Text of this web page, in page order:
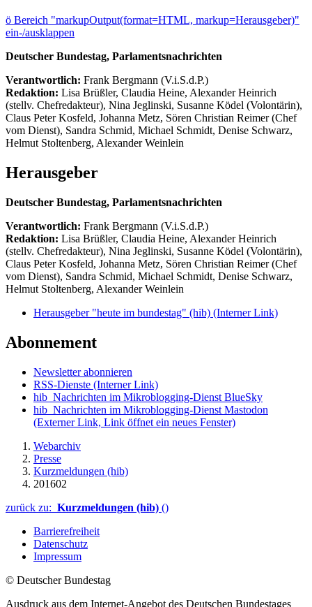
ö Bereich "markupOutput(format=HTML, markup=Herausgeber)"
ein-/ausklappen
Deutscher Bundestag, Parlamentsnachrichten
Verantwortlich: Frank Bergmann (V.i.S.d.P.)
Redaktion: Lisa Brüßler, Claudia Heine, Alexander Heinrich
(stellv. Chefredakteur), Nina Jeglinski, Susanne Ködel (Volontärin),
Claus Peter Kosfeld, Johanna Metz, Sören Christian Reimer (Chef
vom Dienst), Sandra Schmid, Michael Schmidt, Denise Schwarz,
Helmut Stoltenberg, Alexander Weinlein
Herausgeber
Deutscher Bundestag, Parlamentsnachrichten
Verantwortlich: Frank Bergmann (V.i.S.d.P.)
Redaktion: Lisa Brüßler, Claudia Heine, Alexander Heinrich
(stellv. Chefredakteur), Nina Jeglinski, Susanne Ködel (Volontärin),
Claus Peter Kosfeld, Johanna Metz, Sören Christian Reimer (Chef
vom Dienst), Sandra Schmid, Michael Schmidt, Denise Schwarz,
Helmut Stoltenberg, Alexander Weinlein
Herausgeber "heute im bundestag" (hib) (Interner Link)
Abonnement
Newsletter abonnieren
RSS-Dienste (Interner Link)
hib_Nachrichten im Mikroblogging-Dienst BlueSky
hib_Nachrichten im Mikroblogging-Dienst Mastodon
(Externer Link, Link öffnet ein neues Fenster)
Webarchiv
Presse
Kurzmeldungen (hib)
201602
zurück zu: Kurzmeldungen (hib) ()
Barrierefreiheit
Datenschutz
Impressum
© Deutscher Bundestag
Ausdruck aus dem Internet-Angebot des Deutschen Bundestages